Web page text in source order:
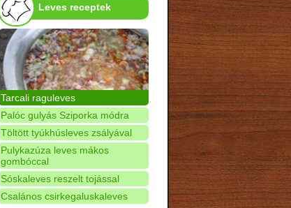
Leves receptek
Tarcali raguleves
Palóc gulyás Sziporka módra
Töltött tyúkhúsleves zsályával
Pulykazúza leves mákos
gombóccal
Sóskaleves reszelt tojással
Csalános csirkegaluskaleves